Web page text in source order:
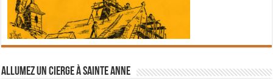
Allumez un cierge à Sainte Anne